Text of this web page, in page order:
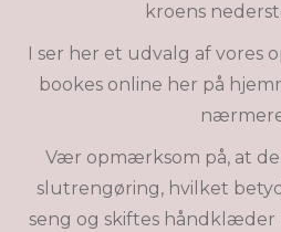
kroens
I ser her et udvalg af vores
bookes online her på
Vær opmærksom på, at
slutrengøring, hvilket
seng og skiftes